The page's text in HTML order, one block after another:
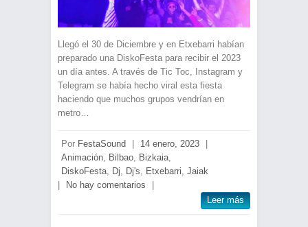
Llegó el 30 de Diciembre y en Etxebarri habían
preparado una DiskoFesta para recibir el 2023
un día antes. A través de Tic Toc, Instagram y
Telegram se había hecho viral esta fiesta
haciendo que muchos grupos vendrían en
metro…
Por FestaSound 14 enero, 2023
Animación, Bilbao, Bizkaia,
DiskoFesta, Dj, Dj's, Etxebarri, Jaiak
No hay comentarios
Leer más